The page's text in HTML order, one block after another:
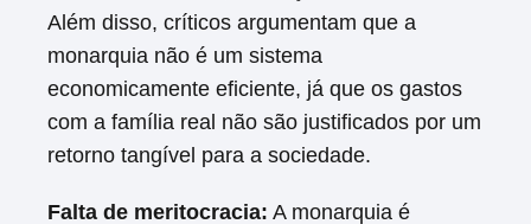
Além disso, críticos argumentam que a
monarquia não é um sistema
economicamente eficiente, já que os gastos
com a família real não são justificados por um
retorno tangível para a sociedade.
Falta de meritocracia: A monarquia é